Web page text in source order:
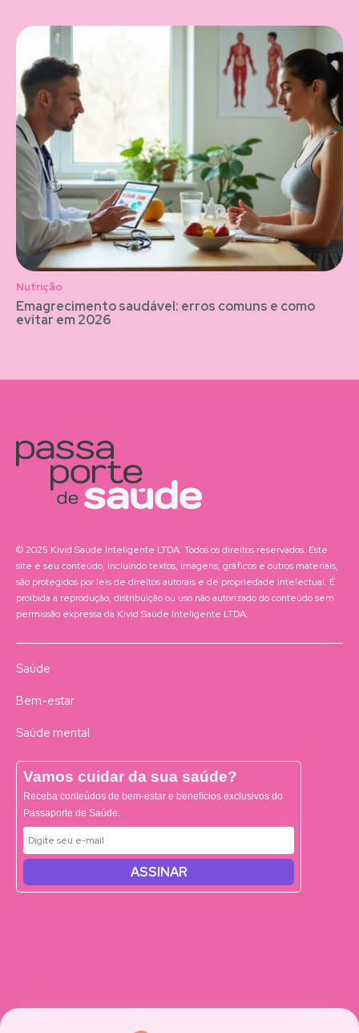
Nutrição
Emagrecimento saudável: erros comuns e como
evitar em 2026
© 2025 Kivid Saúde Inteligente LTDA. Todos os direitos reservados. Este
site e seu conteúdo, incluindo textos, imagens, gráficos e outros materiais,
são protegidos por leis de direitos autorais e de propriedade intelectual. É
proibida a reprodução, distribuição ou uso não autorizado do conteúdo sem
permissão expressa da Kivid Saúde Inteligente LTDA.
Saúde
Bem-estar
Saúde mental
Vamos cuidar da sua saúde?
Receba conteúdos de bem-estar e benefícios exclusivos do
Passaporte de Saúde.
ASSINAR